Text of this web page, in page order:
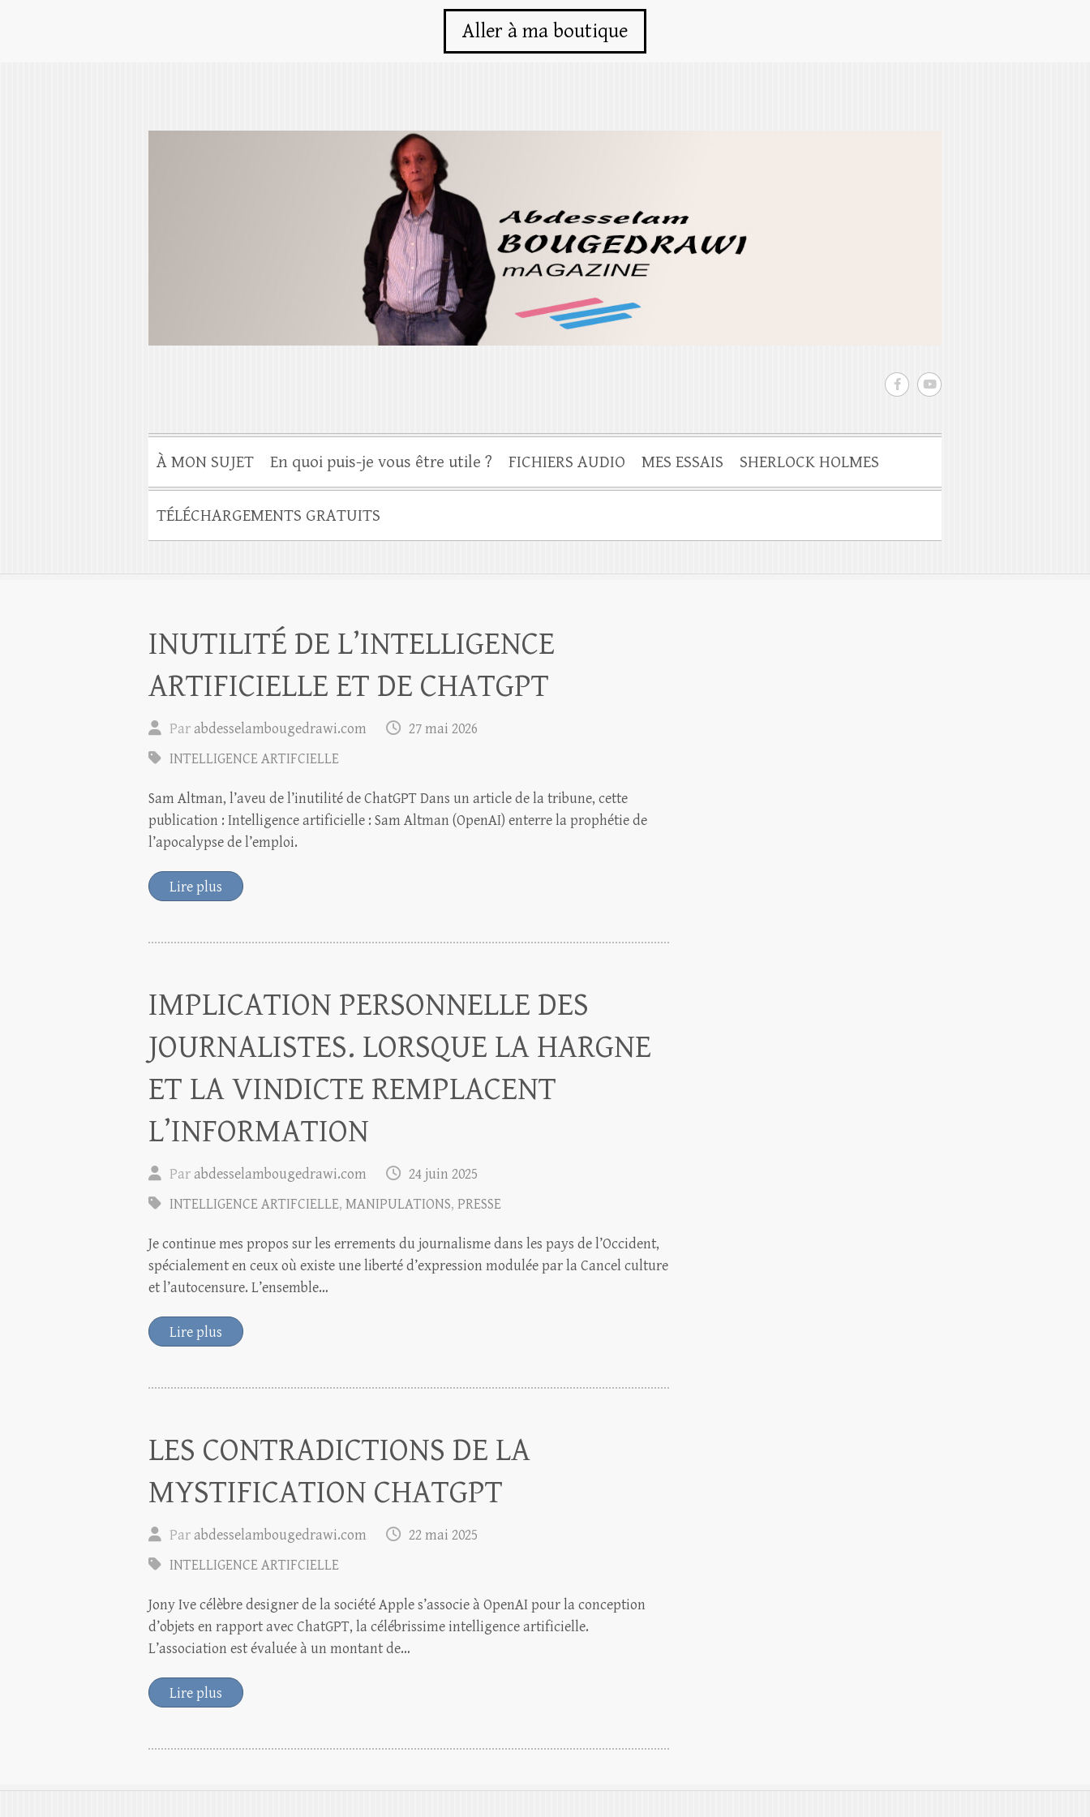
Aller à ma boutique
À MON SUJET En quoi puis-je vous être utile ? FICHIERS AUDIO MES ESSAIS SHERLOCK HOLMES
TÉLÉCHARGEMENTS GRATUITS
INUTILITÉ DE L’INTELLIGENCE
ARTIFICIELLE ET DE CHATGPT
Par abdesselambougedrawi.com
27 mai 2026
INTELLIGENCE ARTIFCIELLE
Sam Altman, l’aveu de l’inutilité de ChatGPT Dans un article de la tribune, cette
publication : Intelligence artificielle : Sam Altman (OpenAI) enterre la prophétie de
l’apocalypse de l’emploi.
Lire plus
IMPLICATION PERSONNELLE DES
JOURNALISTES. LORSQUE LA HARGNE
ET LA VINDICTE REMPLACENT
L’INFORMATION
Par abdesselambougedrawi.com
24 juin 2025
INTELLIGENCE ARTIFCIELLE, MANIPULATIONS, PRESSE
Je continue mes propos sur les errements du journalisme dans les pays de l’Occident,
spécialement en ceux où existe une liberté d’expression modulée par la Cancel culture
et l’autocensure. L’ensemble…
Lire plus
LES CONTRADICTIONS DE LA
MYSTIFICATION CHATGPT
Par abdesselambougedrawi.com
22 mai 2025
INTELLIGENCE ARTIFCIELLE
Jony Ive célèbre designer de la société Apple s’associe à OpenAI pour la conception
d’objets en rapport avec ChatGPT, la célébrissime intelligence artificielle.
L’association est évaluée à un montant de…
Lire plus